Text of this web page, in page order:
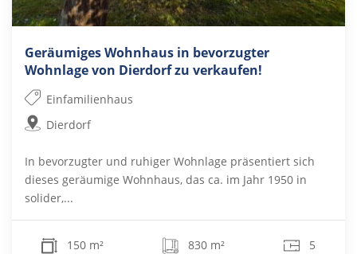
Geräumiges Wohnhaus in bevorzugter
Wohnlage von Dierdorf zu verkaufen!
Einfamilienhaus
Dierdorf
In bevorzugter und ruhiger Wohnlage präsentiert sich
dieses geräumige Wohnhaus, das ca. im Jahr 1950 in
solider,...
150 m² 830 m² 5